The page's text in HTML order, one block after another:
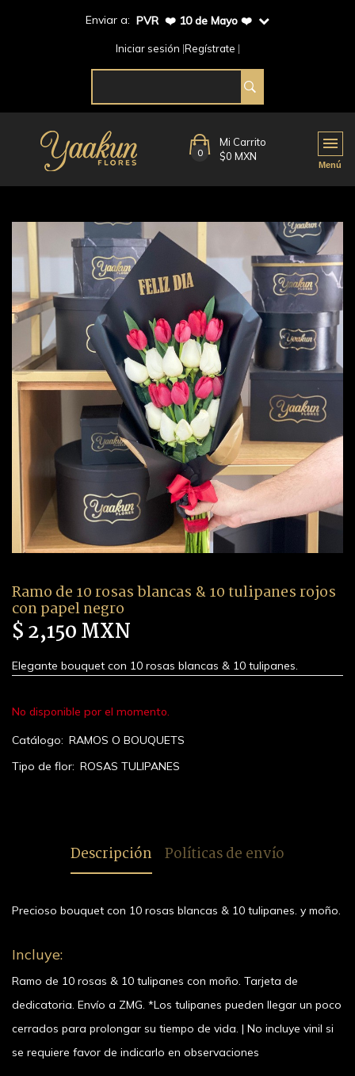
Enviar a: PVR ❤️ 10 de Mayo ❤️
Iniciar sesión Regístrate
0
Mi Carrito
$0 MXN
Ramo de 10 rosas blancas & 10 tulipanes rojos
con papel negro
$ 2,150 MXN
Elegante bouquet con 10 rosas blancas & 10 tulipanes.
No disponible por el momento.
Catálogo: RAMOS O BOUQUETS
Tipo de flor: ROSAS TULIPANES
Descripción Políticas de envío
Precioso bouquet con 10 rosas blancas & 10 tulipanes. y moño.
Incluye:
Ramo de 10 rosas & 10 tulipanes con moño. Tarjeta de
dedicatoria. Envío a ZMG. *Los tulipanes pueden llegar un poco
cerrados para prolongar su tiempo de vida. | No incluye vinil si
se requiere favor de indicarlo en observaciones